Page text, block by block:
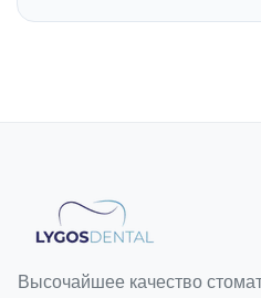
Высочайшее качество